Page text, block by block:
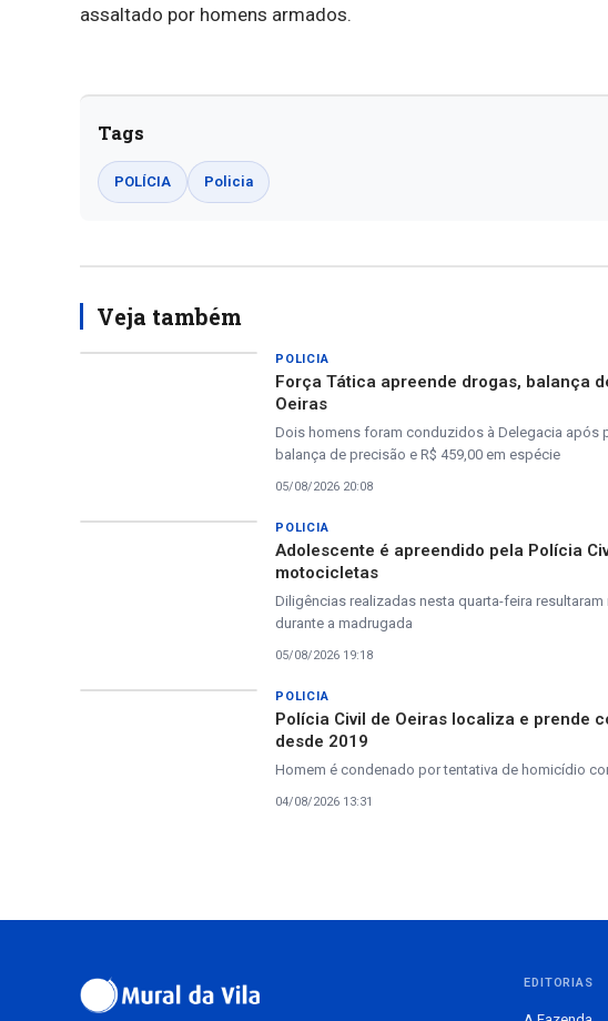
assaltado por homens armados.
Tags
POLÍCIA Policia
Veja também
POLICIA
Força Tática apreende drogas, balança
Oeiras
Dois homens foram conduzidos à Delegacia após
balança de precisão e R$ 459,00 em espécie
05/08/2026 20:08
POLICIA
Adolescente é apreendido pela Polícia
motocicletas
Diligências realizadas nesta quarta-feira
durante a madrugada
05/08/2026 19:18
POLICIA
Polícia Civil de Oeiras localiza e prende
desde 2019
Homem é condenado por tentativa de homicídio
04/08/2026 13:31
EDITORIAS